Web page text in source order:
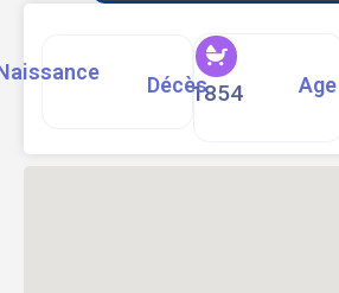
1854
Décès